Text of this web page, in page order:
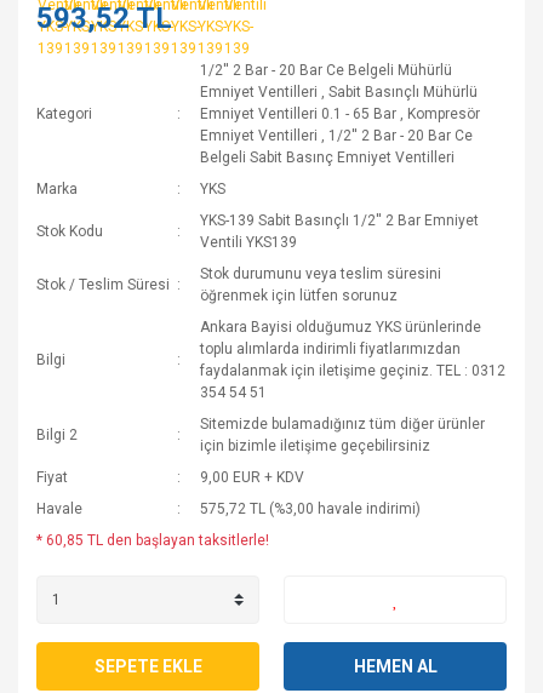
593,52 TL
Kategori
1/2'' 2 Bar - 20 Bar Ce Belgeli Mühürlü
Emniyet Ventilleri ,Sabit Basınçlı Mühürlü
Emniyet Ventilleri 0.1 - 65 Bar , Kompresör
Emniyet Ventilleri , 1/2'' 2 Bar - 20 Bar Ce
Belgeli Sabit Basınç Emniyet Ventilleri
Marka
YKS
Stok Kodu
YKS-139 Sabit Basınçlı 1/2'' 2 Bar Emniyet
Ventili YKS139
Stok / Teslim Süresi
Stok durumunu veya teslim süresini
öğrenmek için lütfen sorunuz
Bilgi
Ankara Bayisi olduğumuz YKS ürünlerinde
toplu alımlarda indirimli fiyatlarımızdan
faydalanmak için iletişime geçiniz. TEL : 0312
354 54 51
Bilgi 2
Sitemizde bulamadığınız tüm diğer ürünler
için bizimle iletişime geçebilirsiniz
Fiyat
9,00 EUR + KDV
Havale
575,72 TL (%3,00 havale indirimi)
* 60,85 TL den başlayan taksitlerle!
SEPETE EKLE HEMEN AL